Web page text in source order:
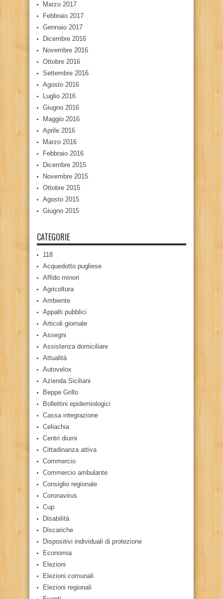
Marzo 2017
Febbraio 2017
Gennaio 2017
Dicembre 2016
Novembre 2016
Ottobre 2016
Settembre 2016
Agosto 2016
Luglio 2016
Giugno 2016
Maggio 2016
Aprile 2016
Marzo 2016
Febbraio 2016
Dicembre 2015
Novembre 2015
Ottobre 2015
Agosto 2015
Giugno 2015
CATEGORIE
118
Acquedotto pugliese
Affido minori
Agricoltura
Ambiente
Appalti pubblici
Articoli giornale
Assegni
Assistenza domiciliare
Attualità
Autovelox
Azienda Siciliani
Beppe Grillo
Bollettini epidemiologici
Cassa integrazione
Celiachia
Centri diurni
Cittadinanza attiva
Commercio
Commercio ambulante
Consiglio regionale
Coronavirus
Cup
Disabilità
Discariche
Dispositivi individuali di protezione
Economia
Elezioni
Elezioni comunali
Elezioni regionali